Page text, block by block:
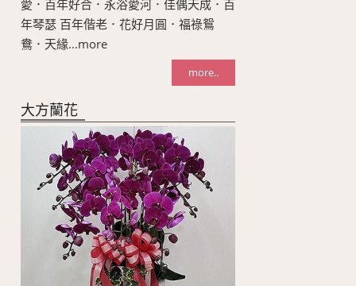
愛．百年好合．永浴愛河．佳偶天成．百
年琴瑟 百年偕老．花好月圓．福祿鴛
鴦．天緣...more
more..
大方蘭花